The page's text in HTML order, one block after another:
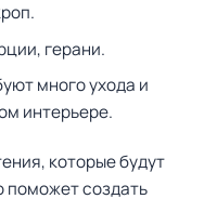
герани.
много ухода и
интерьере.
которые будут
поможет создать